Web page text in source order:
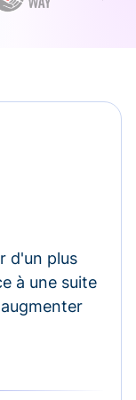
d'un plus
à une suite